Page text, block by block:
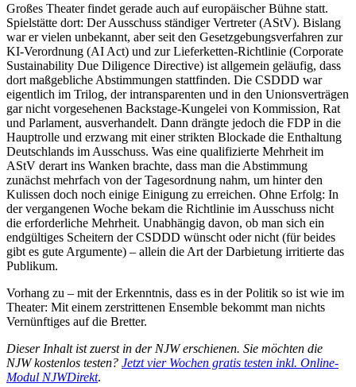
Großes Theater findet gerade auch auf europäischer Bühne statt.
Spielstätte dort: Der Ausschuss ständiger Vertreter (AStV). Bislang
war er vielen unbekannt, aber seit den Gesetzgebungsverfahren zur
KI-Verordnung (AI Act) und zur Lieferketten-Richtlinie (Corporate
Sustainability Due Diligence Directive) ist allgemein geläufig, dass
dort maßgebliche Abstimmungen stattfinden. Die CSDDD war
eigentlich im Trilog, der intransparenten und in den Unionsverträgen
gar nicht vorgesehenen Backstage-Kungelei von Kommission, Rat
und Parlament, ausverhandelt. Dann drängte jedoch die FDP in die
Hauptrolle und erzwang mit einer strikten Blockade die Enthaltung
Deutschlands im Ausschuss. Was eine qualifizierte Mehrheit im
AStV derart ins Wanken brachte, dass man die Abstimmung
zunächst mehrfach von der Tagesordnung nahm, um hinter den
Kulissen doch noch einige Einigung zu erreichen. Ohne Erfolg: In
der vergangenen ­Woche bekam die Richtlinie im Ausschuss nicht
die erforderliche Mehrheit. ­Unabhängig davon, ob man sich ein
endgültiges Scheitern der CSDDD wünscht oder nicht (für beides
gibt es gute Argumente) – allein die Art der Darbietung irritierte das
Publikum.
Vorhang zu – mit der Erkenntnis, dass es in der Politik so ist wie im
Theater: Mit einem zerstrittenen Ensemble bekommt man nichts
Vernünftiges auf die Bretter.
Dieser Inhalt ist zuerst in der NJW erschienen. Sie möchten die
NJW kostenlos testen? Jetzt vier Wochen gratis testen inkl. Online-
Modul NJWDirekt.